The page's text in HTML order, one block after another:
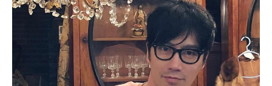
チュアンド・タンのプロフィール